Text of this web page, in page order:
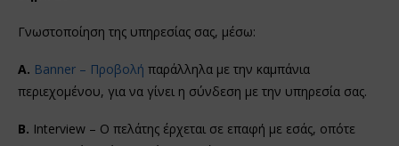
Γνωστοποίηση της υπηρεσίας σας, μέσω:
Α. Banner – Προβολή παράλληλα με την καμπάνια
περιεχομένου, για να γίνει η σύνδεση με την υπηρεσία σας.
Β. Interview – Ο πελάτης έρχεται σε επαφή με εσάς, οπότε